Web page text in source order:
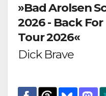
»Bad Arolsen
2026 - Back
Tour 2026«
Dick Brave